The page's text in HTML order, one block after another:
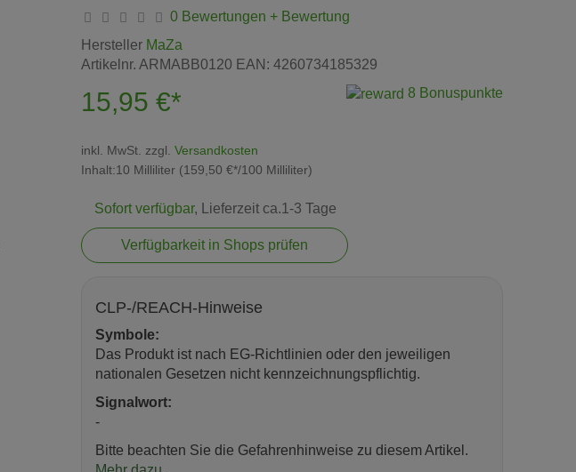
0 Bewertungen + Bewertung
Hersteller MaZa
Artikelnr. ARMABB0120 EAN: 4260734185329
15,95 €* 8 Bonuspunkte
inkl. MwSt. zzgl. Versandkosten
Inhalt:10 Milliliter (159,50 €*/100 Milliliter)
Sofort verfügbar, Lieferzeit ca.1-3 Tage
Verfügbarkeit in Shops prüfen
CLP-/REACH-Hinweise
Symbole:
Das Produkt ist nach EG-Richtlinien oder den jeweiligen
nationalen Gesetzen nicht kennzeichnungspflichtig.
Signalwort:
-
Bitte beachten Sie die Gefahrenhinweise zu diesem Artikel.